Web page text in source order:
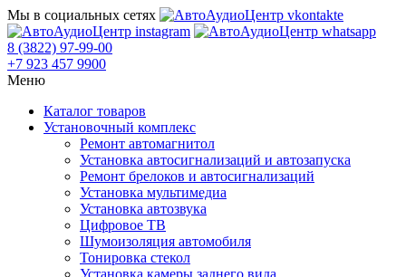
Мы в социальных сетях
8 (3822) 97-99-00
+7 923 457 9900
Меню
Каталог товаров
Установочный комплекс
Ремонт автомагнитол
Установка автосигнализаций и автозапуска
Ремонт брелоков и автосигнализаций
Установка мультимедиа
Установка автозвука
Цифровое ТВ
Шумоизоляция автомобиля
Тонировка стекол
Установка камеры заднего вида